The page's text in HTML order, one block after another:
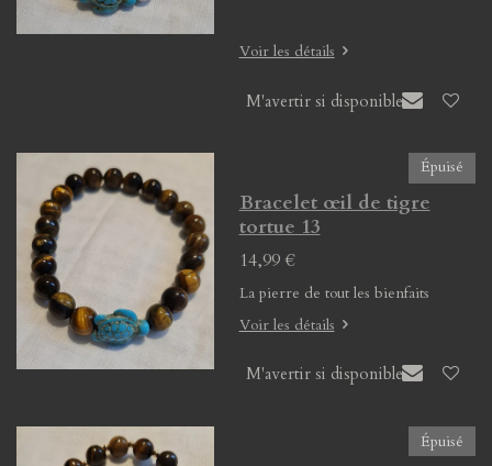
Voir les détails
M'avertir si disponible
Épuisé
Bracelet œil de tigre
tortue 13
14,99 €
La pierre de tout les bienfaits
Voir les détails
M'avertir si disponible
Épuisé